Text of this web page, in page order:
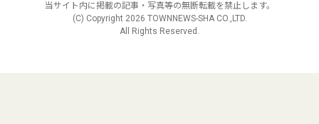
当サイト内に掲載の記事・写真等の無断転載を禁止します。
(C) Copyright 2026 TOWNNEWS-SHA CO.,LTD.
All Rights Reserved.